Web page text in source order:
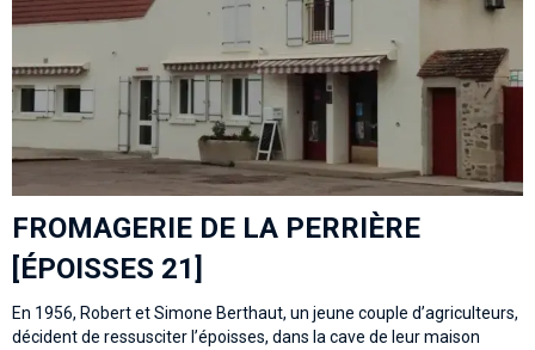
FROMAGERIE DE LA PERRIÈRE
[ÉPOISSES 21]
En 1956, Robert et Simone Berthaut, un jeune couple d’agriculteurs,
décident de ressusciter l’époisses, dans la cave de leur maison